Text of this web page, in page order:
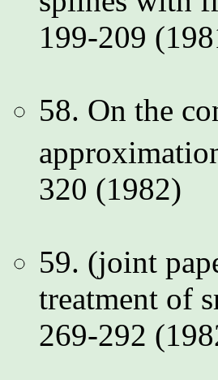
199-209
58. On the
320 (1982)
59. (joint
treatment of
269-292